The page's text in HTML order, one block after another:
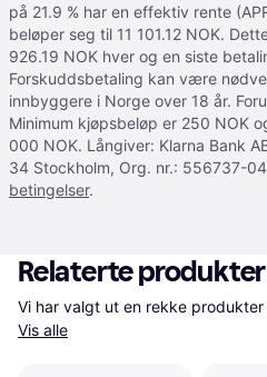
på 21.9 % har en effektiv rente
beløper seg til 11 101.12 NOK.
926.19 NOK hver og en siste
Forskuddsbetaling kan være
innbyggere i Norge over 18 år.
Minimum kjøpsbeløp er 250 NOK
000 NOK. Långiver: Klarna Bank
34 Stockholm, Org. nr.: 556737-
betingelser.
Relaterte produkter
Vis alle